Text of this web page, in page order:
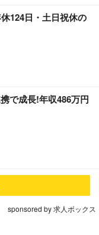
124日・土日祝休の
で成長!年収486万円
sponsored by 求人ボックス